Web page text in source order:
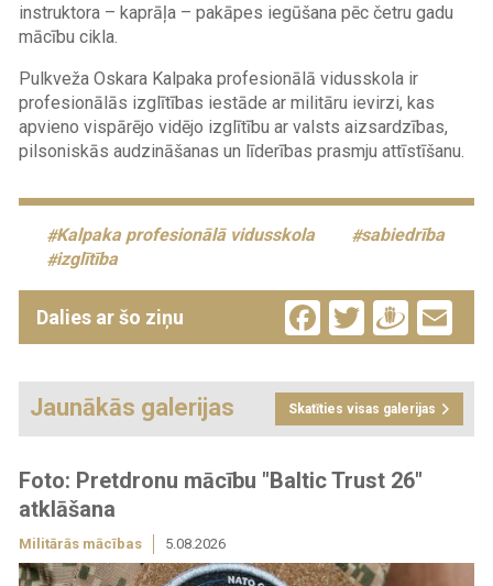
instruktora – kaprāļa – pakāpes iegūšana pēc četru gadu
mācību cikla.
Pulkveža Oskara Kalpaka profesionālā vidusskola ir
profesionālās izglītības iestāde ar militāru ievirzi, kas
apvieno vispārējo vidējo izglītību ar valsts aizsardzības,
pilsoniskās audzināšanas un līderības prasmju attīstīšanu.
Kalpaka profesionālā vidusskola
sabiedrība
izglītība
Dalies ar šo ziņu Facebook
Twitter
Jaunākās galerijas Skatīties visas galerijas
Foto: Pretdronu mācību "Baltic Trust 26"
atklāšana
Militārās mācības 5.08.2026